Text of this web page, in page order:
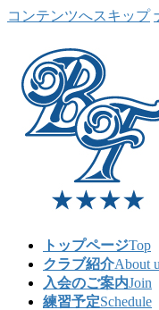
コンテンツへスキップ
トップページTop
クラブ紹介About
入会のご案内Join
練習予定Schedule